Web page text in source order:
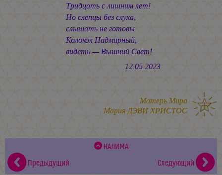
Тридцать с лишним лет!
Но слепцы без слуха,
слышать не готовы
Колокол Надмирный,
видеть — Вышний Свет!
12.05.2023
Матерь Мира
Мария ДЭВИ ХРИСТОС
КАЛИМА
Предыдущий
Следующий